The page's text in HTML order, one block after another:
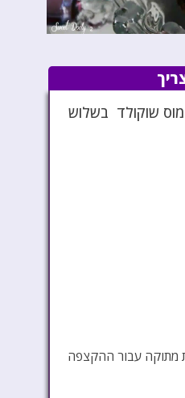
שוקולד בשלוש
מתוקה עבור ההקצפה